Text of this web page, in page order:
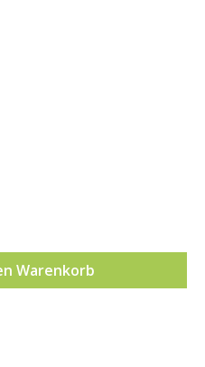
Wert
Warenkorb